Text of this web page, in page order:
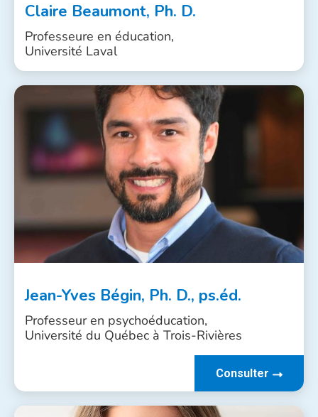
Claire Beaumont, Ph. D.
Professeure en éducation,
Université Laval
Jean-Yves Bégin, Ph. D., ps.éd.
Professeur en psychoéducation,
Université du Québec à Trois-Rivières
Consulter